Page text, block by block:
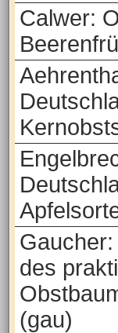
Calwer:
des
(gau)